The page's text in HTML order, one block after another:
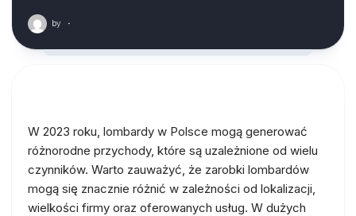
by ·
W 2023 roku, lombardy w Polsce mogą generować
różnorodne przychody, które są uzależnione od wielu
czynników. Warto zauważyć, że zarobki lombardów
mogą się znacznie różnić w zależności od lokalizacji,
wielkości firmy oraz oferowanych usług. W dużych